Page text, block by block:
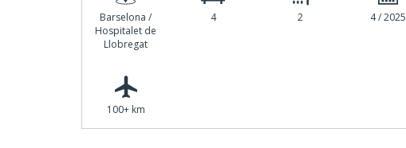
Barselona /
Hospitalet de
Llobregat
4 2 4 / 2025
100+ km